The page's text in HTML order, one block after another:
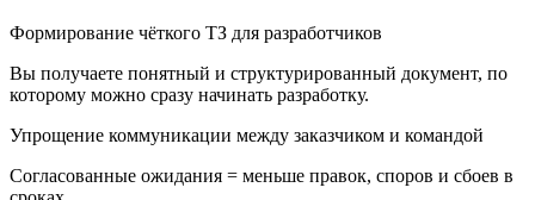
Формирование чёткого ТЗ для разработчиков
Вы получаете понятный и структурированный документ, по
которому можно сразу начинать разработку.
Упрощение коммуникации между заказчиком и командой
Согласованные ожидания = меньше правок, споров и сбоев в